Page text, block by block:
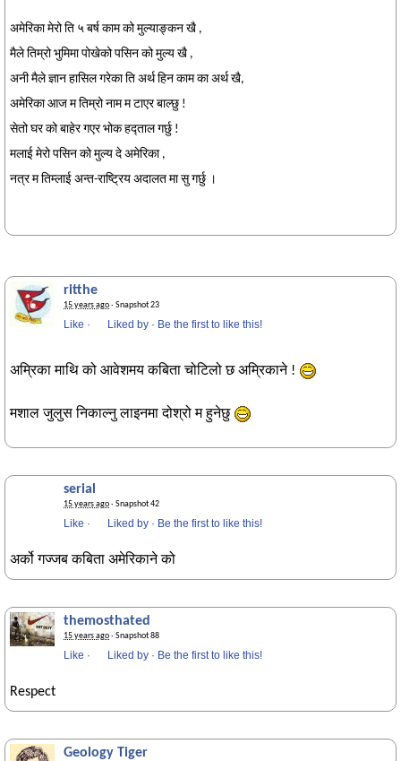
अमेरिका मेरो ति ५ बर्ष काम को मुल्याङ्कन खै ,
मैले तिम्रो भुमिमा पोखेको पसिन को मुल्य खै ,
अनी मैले ज्ञान हासिल गरेका ति अर्थ हिन काम का अर्थ खै,
अमेरिका आज म तिम्रो नाम म टाएर बाल्छु !
सेतो घर को बाहेर गएर भोक हद्ताल गर्छु !
मलाई मेरो पसिन को मुल्य दे अमेरिका ,
नत्र म तिम्लाई अन्त-राष्ट्रिय अदालत मा सु गर्छु ।
ritthe
15 years ago· Snapshot 23
Like · Liked by · Be the first to like this!
अम्रिका माथि को आवेशमय कबिता चोटिलो छ अम्रिकाने !
मशाल जुलुस निकाल्नु लाइनमा दोश्रो म हुनेछु
serial
15 years ago· Snapshot 42
Like · Liked by · Be the first to like this!
अर्को गज्जब कबिता अमेरिकाने को
themosthated
15 years ago· Snapshot 88
Like · Liked by · Be the first to like this!
Respect
Geology Tiger